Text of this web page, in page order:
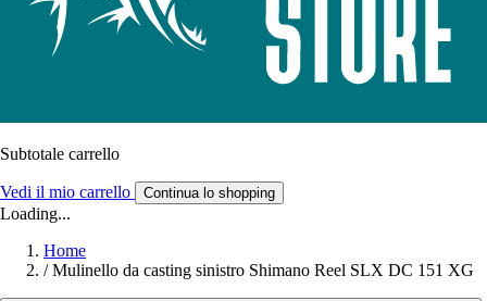
Subtotale carrello
Vedi il mio carrello Continua lo shopping
Loading...
Home
/ Mulinello da casting sinistro Shimano Reel SLX DC 151 XG